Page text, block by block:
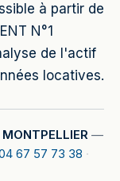
à partir de
N°1
de l'actif
locatives.
—
67 57 73 38 ·